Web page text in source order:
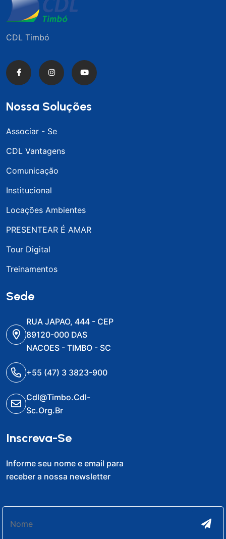
CDL Timbó
Nossa Soluções
Associar - Se
CDL Vantagens
Comunicação
Institucional
Locações Ambientes
PRESENTEAR É AMAR
Tour Digital
Treinamentos
Sede
RUA JAPAO, 444 - CEP
89120-000 DAS
NACOES - TIMBO - SC
+55 (47) 3 3823-900
Cdl@timbo.cdl-
Sc.org.br
Inscreva-Se
Informe seu nome e email para
receber a nossa newsletter